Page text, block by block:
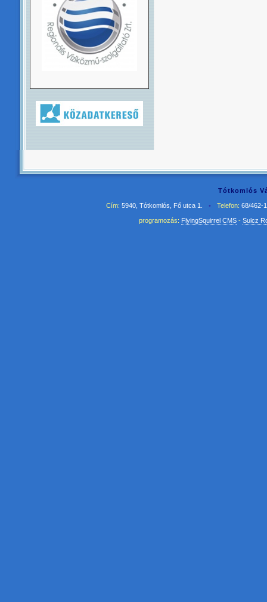
Tótkomlós
Cím: 5940, Tótkomlós, Fő utca 1. • Telefon: 68/462-
programozás: FlyingSquirrel CMS- Sulcz